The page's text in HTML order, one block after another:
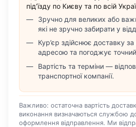
під’їзду по Києву та по всій
Зручно для великих або
які не зручно забирати у
Кур’єр здійснює доставку
адресою та погоджує
Вартість та терміни —
транспортної компанії.
Важливо: остаточна вартість
виконання визначаються службою
оформлення відправлення. Ми